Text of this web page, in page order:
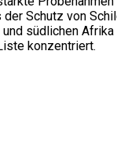
Schutz von
südlichen
konzentriert.